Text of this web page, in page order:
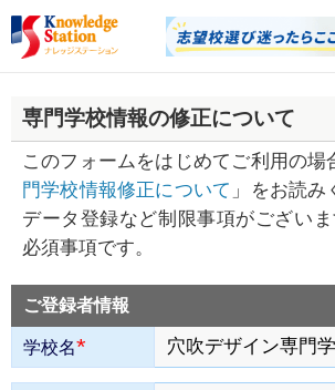
専門学校情報の修正について
このフォームをはじめてご利用の場
門学校情報修正について 」をお読
データ登録など制限事項がござい
必須事項です。
ご登録者情報
学校名*